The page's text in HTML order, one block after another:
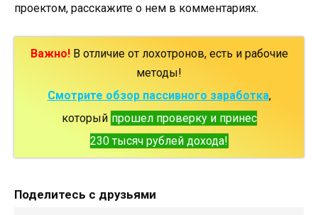
проектом, расскажите о нем в комментариях.
Важно!В отличие от лохотронов, есть и рабочие
методы!
Смотрите обзор пассивного заработка,
который прошел проверку и принес
230 тысяч рублей дохода!
Поделитесь с друзьями